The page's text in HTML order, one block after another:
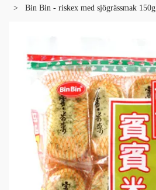
Bin Bin - riskex med sjögrässmak 150g